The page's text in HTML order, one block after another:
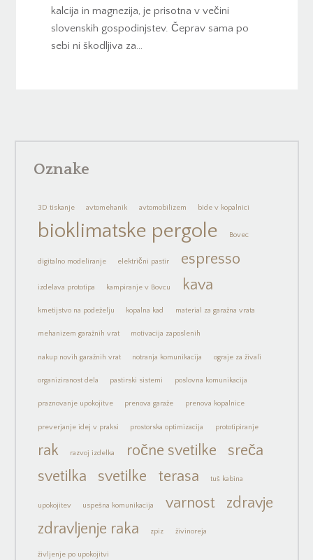
kalcija in magnezija, je prisotna v večini
slovenskih gospodinjstev. Čeprav sama po
sebi ni škodljiva za…
Oznake
3D tiskanje avtomehanik avtomobilizem bide v kopalnici
bioklimatske pergole Bovec
digitalno modeliranje električni pastir espresso
izdelava prototipa kampiranje v Bovcu kava
kmetijstvo na podeželju kopalna kad material za garažna vrata
mehanizem garažnih vrat motivacija zaposlenih
nakup novih garažnih vrat notranja komunikacija ograje za živali
organiziranost dela pastirski sistemi poslovna komunikacija
praznovanje upokojitve prenova garaže prenova kopalnice
preverjanje idej v praksi prostorska optimizacija prototipiranje
rak razvoj izdelka ročne svetilke
sreča
svetilka
svetilke terasa tuš kabina
upokojitev uspešna komunikacija varnost
zdravje
zdravljenje raka
zpiz živinoreja
življenje po upokojitvi